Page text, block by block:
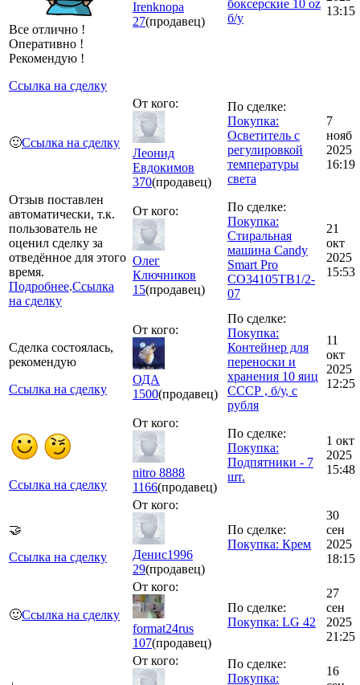
Все отлично !
Оперативно !
Рекомендую !
Ссылка на сделку
Irenknopa
27(продавец)
боксерские 10 oz
б/у
13:15
🙂Ссылка на сделку
От кого:
Леонид
Евдокимов
370(продавец)
По сделке:
Покупка:
Осветитель с
регулировкой
температуры
света
7
нояб
2025
16:19
Отзыв поставлен
автоматически, т.к.
пользователь не
оценил сделку за
отведённое для этого
время.
Подробнее.Ссылка
на сделку
От кого:
Олег
Ключников
15(продавец)
По сделке:
Покупка:
Стиральная
машина Candy
Smart Pro
CO34105TB1/2-
07
21
окт
2025
15:53
Сделка состоялась,
рекомендую
Ссылка на сделку
От кого:
ОДА
1500(продавец)
По сделке:
Покупка:
Контейнер для
переноски и
хранения 10 яиц
СССР , б/у, с
рубля
11
окт
2025
12:25
Ссылка на сделку
От кого:
nitro 8888
1166(продавец)
По сделке:
Покупка:
Подпятники - 7
шт.
1 окт
2025
15:48
🤝
Ссылка на сделку
От кого:
Денис1996
29(продавец)
По сделке:
Покупка: Крем
30
сен
2025
18:15
🙂Ссылка на сделку
От кого:
format24rus
107(продавец)
По сделке:
Покупка: LG 42
27
сен
2025
21:25
От кого:
По сделке:
Покупка:
16